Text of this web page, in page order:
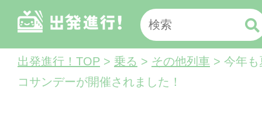
出発進行！TOP > 乗る > その他列車 > 今年
コサンデーが開催されました！